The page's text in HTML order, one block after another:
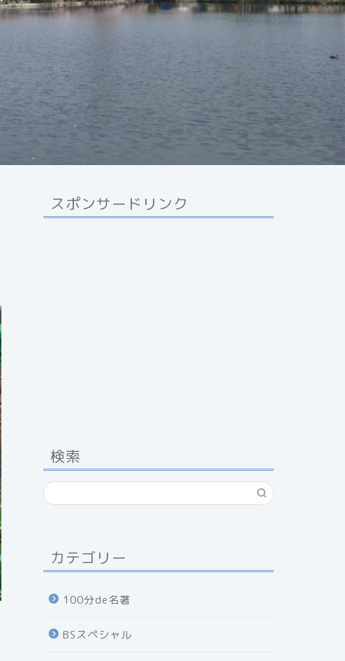
スポンサードリンク
検索
カテゴリー
100分de名著
BSスペシャル